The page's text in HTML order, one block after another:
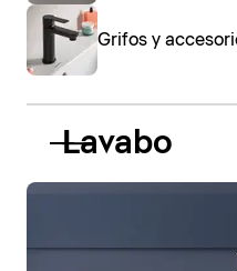
Grifos y
Lavabo